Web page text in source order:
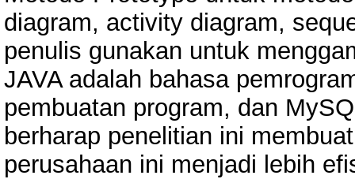
diagram, activity diagram,
penulis gunakan untuk
JAVA adalah bahasa
pembuatan program, dan
berharap penelitian ini
perusahaan ini menjadi lebih